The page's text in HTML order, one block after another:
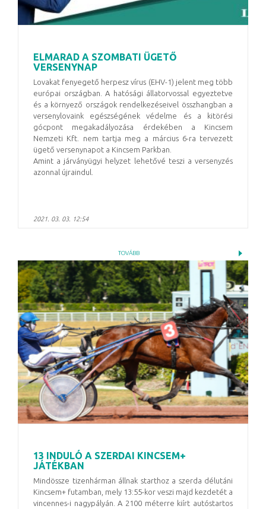
ELMARAD A SZOMBATI ÜGETŐ
VERSENYNAP
Lovakat fenyegető herpesz vírus (EHV-1) jelent meg több
európai országban. A hatósági állatorvossal egyeztetve
és a környező országok rendelkezéseivel összhangban a
versenylovaink egészségének védelme és a kitörési
gócpont megakadályozása érdekében a Kincsem
Nemzeti Kft. nem tartja meg a március 6-ra tervezett
ügető versenynapot a Kincsem Parkban.
Amint a járványügyi helyzet lehetővé teszi a versenyzés
azonnal újraindul.
2021. 03. 03. 12:54
TOVÁBB
13 INDULÓ A SZERDAI KINCSEM+
JÁTÉKBAN
Mindössze tizenhárman állnak starthoz a szerda délutáni
Kincsem+ futamban, mely 13:55-kor veszi majd kezdetét a
vincennes-i nagypályán. A 2100 méterre kiírt autóstartos